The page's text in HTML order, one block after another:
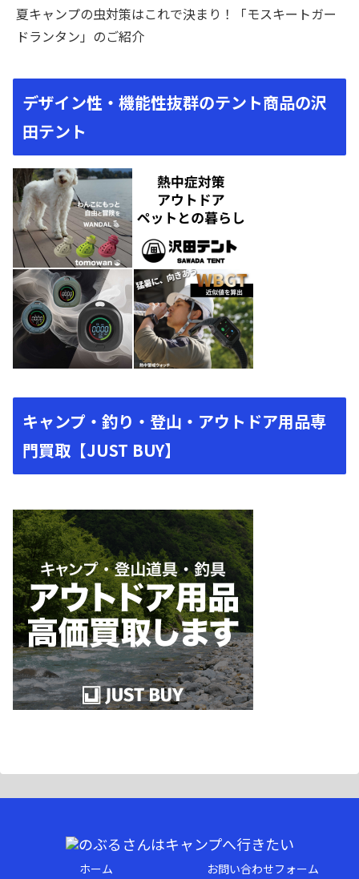
夏キャンプの虫対策はこれで決まり！「モスキートガー
ドランタン」のご紹介
デザイン性・機能性抜群のテント商品の沢
田テント
キャンプ・釣り・登山・アウトドア用品専
門買取【JUST BUY】
ホーム お問い合わせフォーム